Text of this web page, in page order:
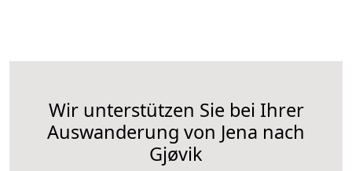
Wir unterstützen Sie bei Ihrer
Auswanderung von Jena nach
Gjøvik